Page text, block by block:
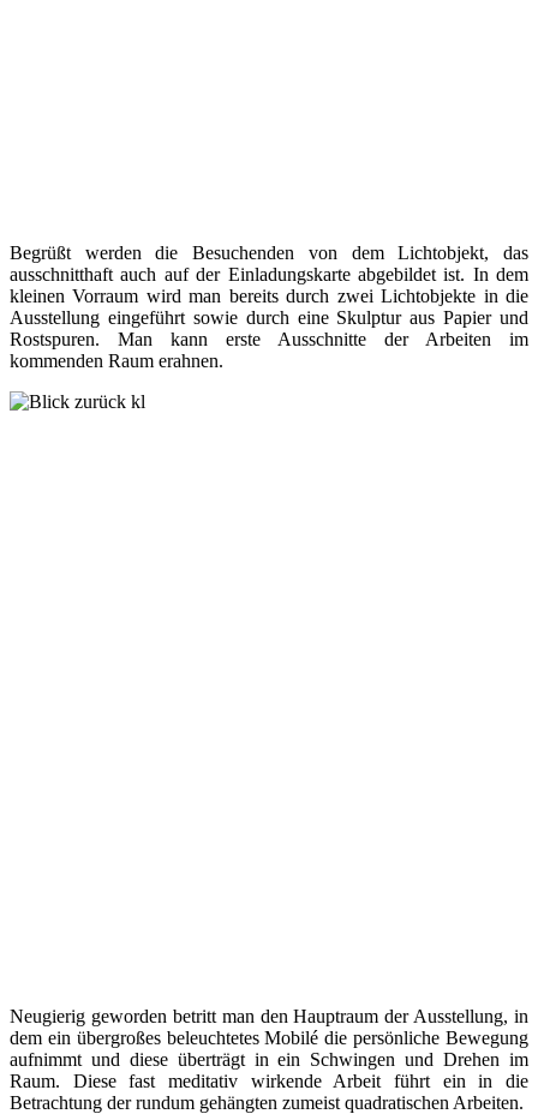
Begrüßt werden die Besuchenden von dem Lichtobjekt, das
ausschnitthaft auch auf der Einladungskarte abgebildet ist. In dem
kleinen Vorraum wird man bereits durch zwei Lichtobjekte in die
Ausstellung eingeführt sowie durch eine Skulptur aus Papier und
Rostspuren. Man kann erste Ausschnitte der Arbeiten im
kommenden Raum erahnen.
Neugierig geworden betritt man den Hauptraum der Ausstellung, in
dem ein übergroßes beleuchtetes Mobilé die persönliche Bewegung
aufnimmt und diese überträgt in ein Schwingen und Drehen im
Raum. Diese fast meditativ wirkende Arbeit führt ein in die
Betrachtung der rundum gehängten zumeist quadratischen Arbeiten.